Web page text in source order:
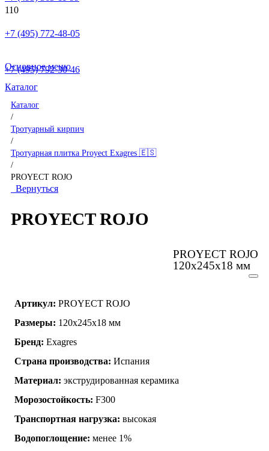
+7 (495) 772-48-05
+7 (495) 792-30-46
Основное меню
Каталог
Каталог
/
Тротуарный кирпич
/
Тротуарная плитка Proyect Exagres 🇪🇸
/
PROYECT ROJO
Вернуться
PROYECT ROJO
PROYECT ROJO
120x245x18 мм
Артикул: PROYECT ROJO
Размеры: 120x245x18 мм
Бренд: Exagres
Страна производства: Испания
Материал: экструдированная керамика
Морозостойкость: F300
Транспортная нагрузка: высокая
Водопоглощение: менее 1%